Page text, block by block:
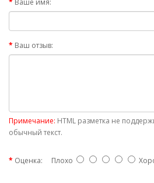
Ваше имя:
Ваш отзыв:
Примечание: HTML разметка не
обычный текст.
Оценка: Плохо